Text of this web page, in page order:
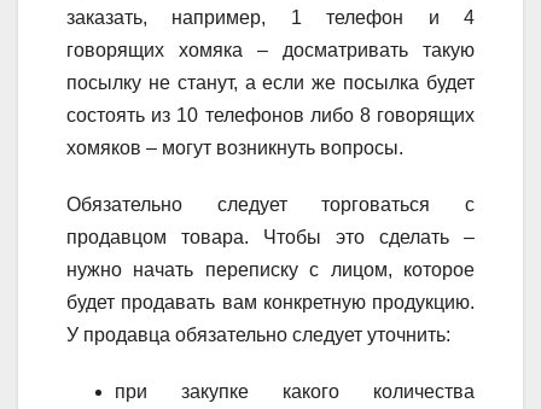
заказать, например, 1 телефон и 4
говорящих хомяка – досматривать такую
посылку не станут, а если же посылка будет
состоять из 10 телефонов либо 8 говорящих
хомяков – могут возникнуть вопросы.
Обязательно следует торговаться с
продавцом товара. Чтобы это сделать –
нужно начать переписку с лицом, которое
будет продавать вам конкретную продукцию.
У продавца обязательно следует уточнить:
при закупке какого количества